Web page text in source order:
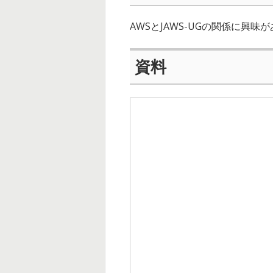
AWSとJAWS-UGの関係に興味
資料